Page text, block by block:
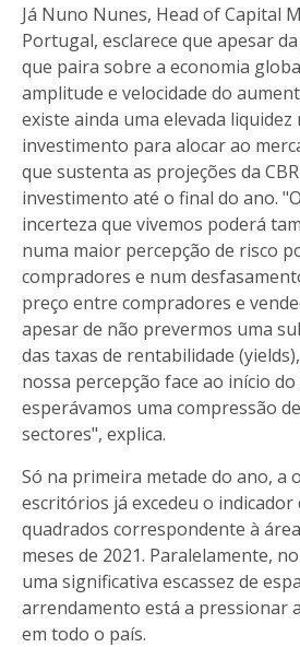
Já Nuno Nunes, Head of Capital
Portugal, esclarece que apesar
que paira sobre a economia
amplitude e velocidade do
existe ainda uma elevada
investimento para alocar ao
que sustenta as projeções da
investimento até o final do ano.
incerteza que vivemos poderá
numa maior percepção de risco
compradores e num
preço entre compradores e
apesar de não prevermos uma
das taxas de rentabilidade
nossa percepção face ao início
esperávamos uma compressão
sectores", explica.
Só na primeira metade do ano, a
escritórios já excedeu o indicador
quadrados correspondente à
meses de 2021. Paralelamente,
uma significativa escassez de
arrendamento está a pressionar
em todo o país.